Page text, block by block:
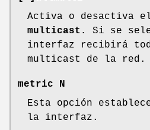
Activa o desactiva el
multicast.
Si se
interfaz recibirá
multicast de la red.
metric N
Esta opción
la interfaz.